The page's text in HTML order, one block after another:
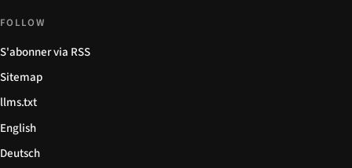
FOLLOW
S'abonner via RSS
Sitemap
llms.txt
English
Deutsch